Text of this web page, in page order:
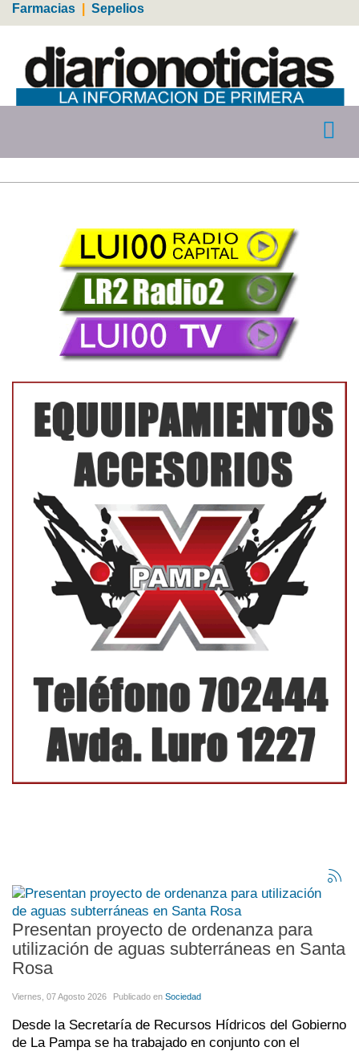
Farmacias Sepelios
Presentan proyecto de ordenanza para
utilización de aguas subterráneas en Santa
Rosa
Viernes, 07 Agosto 2026 Publicado en Sociedad
Desde la Secretaría de Recursos Hídricos del Gobierno
de La Pampa se ha trabajado en conjunto con el